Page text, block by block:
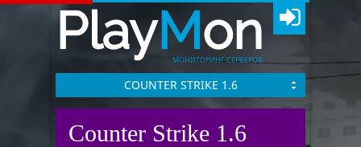
PlayMon
МОНИТОРИНГ СЕРВЕРОВ
COUNTER STRIKE 1.6
Counter Strike 1.6